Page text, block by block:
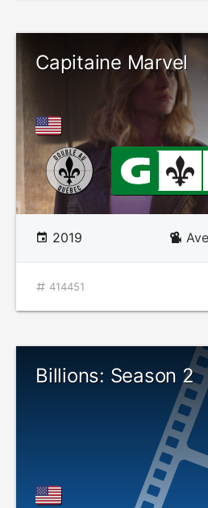
Capitaine Marvel
2019
414451
Billions: Season 2